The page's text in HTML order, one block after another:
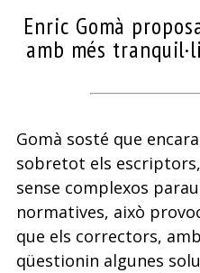
Enric Gomà
amb més
Gomà sosté que
sobretot els
sense complexos
normatives, això
que els correctors,
qüestionin algunes